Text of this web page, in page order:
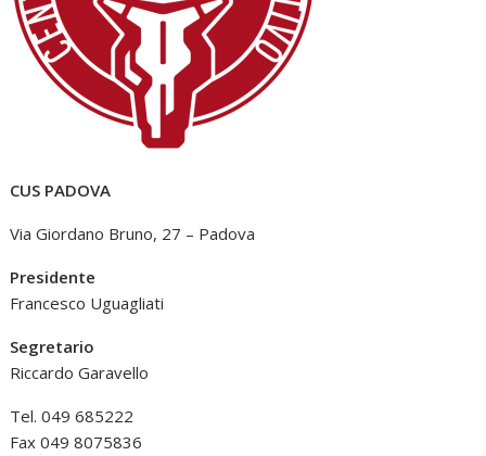
CUS PADOVA
Via Giordano Bruno, 27 – Padova
Presidente
Francesco Uguagliati
Segretario
Riccardo Garavello
Tel. 049 685222
Fax 049 8075836